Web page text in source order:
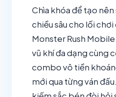
Chìa khóa để tạo
chiều sâu cho lối
Monster Rush
vũ khí đa dạng cùng
combo vô tiền
mới qua từng ván